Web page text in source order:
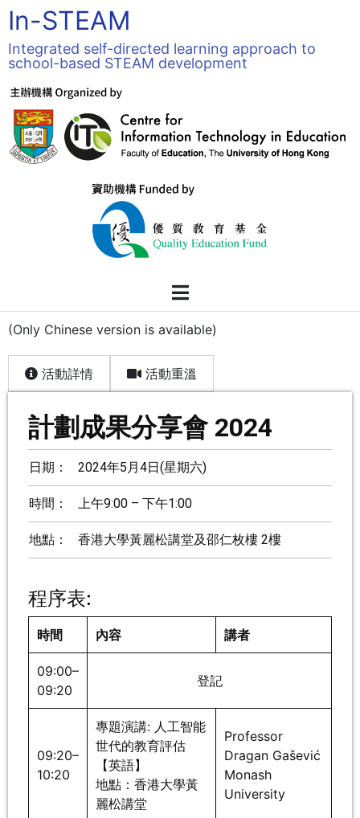
In-STEAM
Integrated self-directed learning approach to
school-based STEAM development
(Only Chinese version is available)
活動詳情 活動重溫
計劃成果分享會 2024
日期： 2024年5月4日(星期六)
時間： 上午9:00 – 下午1:00
地點： 香港大學黃麗松講堂及邵仁枚樓 2樓
程序表:
時間 內容 講者
09:00–
09:20
登記
09:20–
10:20
專題演講: 人工智能
世代的教育評估
【英語】
地點：香港大學黃
麗松講堂
Professor
Dragan Gašević
Monash
University